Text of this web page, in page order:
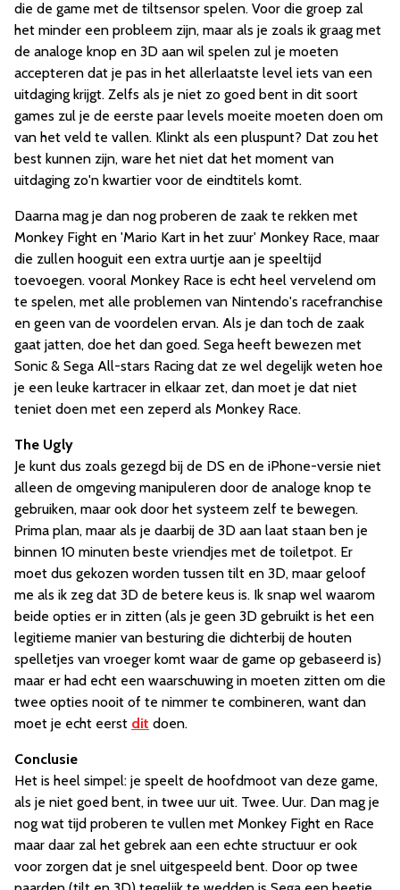
die de game met de tiltsensor spelen. Voor die groep zal
het minder een probleem zijn, maar als je zoals ik graag met
de analoge knop en 3D aan wil spelen zul je moeten
accepteren dat je pas in het allerlaatste level iets van een
uitdaging krijgt. Zelfs als je niet zo goed bent in dit soort
games zul je de eerste paar levels moeite moeten doen om
van het veld te vallen. Klinkt als een pluspunt? Dat zou het
best kunnen zijn, ware het niet dat het moment van
uitdaging zo'n kwartier voor de eindtitels komt.
Daarna mag je dan nog proberen de zaak te rekken met
Monkey Fight en 'Mario Kart in het zuur' Monkey Race, maar
die zullen hooguit een extra uurtje aan je speeltijd
toevoegen. vooral Monkey Race is echt heel vervelend om
te spelen, met alle problemen van Nintendo's racefranchise
en geen van de voordelen ervan. Als je dan toch de zaak
gaat jatten, doe het dan goed. Sega heeft bewezen met
Sonic & Sega All-stars Racing dat ze wel degelijk weten hoe
je een leuke kartracer in elkaar zet, dan moet je dat niet
teniet doen met een zeperd als Monkey Race.
The Ugly
Je kunt dus zoals gezegd bij de DS en de iPhone-versie niet
alleen de omgeving manipuleren door de analoge knop te
gebruiken, maar ook door het systeem zelf te bewegen.
Prima plan, maar als je daarbij de 3D aan laat staan ben je
binnen 10 minuten beste vriendjes met de toiletpot. Er
moet dus gekozen worden tussen tilt en 3D, maar geloof
me als ik zeg dat 3D de betere keus is. Ik snap wel waarom
beide opties er in zitten (als je geen 3D gebruikt is het een
legitieme manier van besturing die dichterbij de houten
spelletjes van vroeger komt waar de game op gebaseerd is)
maar er had echt een waarschuwing in moeten zitten om die
twee opties nooit of te nimmer te combineren, want dan
moet je echt eerst dit doen.
Conclusie
Het is heel simpel: je speelt de hoofdmoot van deze game,
als je niet goed bent, in twee uur uit. Twee. Uur. Dan mag je
nog wat tijd proberen te vullen met Monkey Fight en Race
maar daar zal het gebrek aan een echte structuur er ook
voor zorgen dat je snel uitgespeeld bent. Door op twee